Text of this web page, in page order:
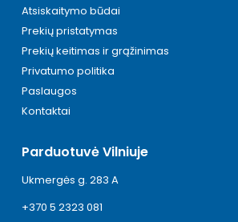
Atsiskaitymo būdai
Prekių pristatymas
Prekių keitimas ir grąžinimas
Privatumo politika
Paslaugos
Kontaktai
Parduotuvė Vilniuje
Ukmergės g. 283 A
+370 5 2323 081